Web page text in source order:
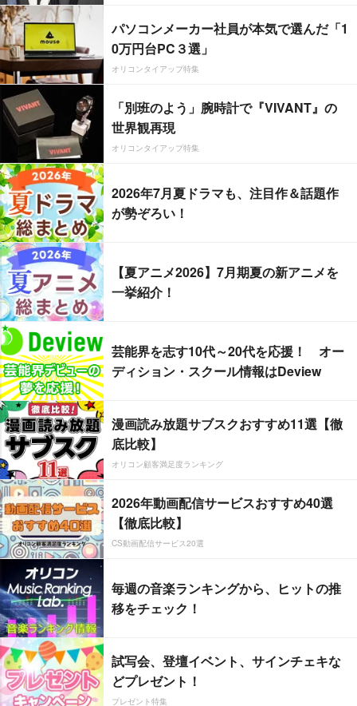
パソコンメーカー社員が本気で選んだ「1
0万円台PC３選」
オリコンタイアップ特集
「別班のよう」腕時計で『VIVANT』の
世界観再現
オリコンタイアップ特集
2026年7月夏ドラマも、注目作＆話題作
が勢ぞろい！
【夏アニメ2026】7月期夏の新アニメを
一挙紹介！
芸能界を志す10代～20代を応援！ オー
ディション・スクール情報はDeview
漫画読み放題サブスクおすすめ11選【徹
底比較】
オリコン顧客満足度ランキング
2026年動画配信サービスおすすめ40選
【徹底比較】
CS動画配信サービス20選
毎週の音楽ランキングから、ヒットの推
移をチェック！
試写会、登壇イベント、サインチェキな
どプレゼント！
プレゼント特集